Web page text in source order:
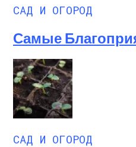
САД И ОГОРОД
Самые
САД И ОГОРОД